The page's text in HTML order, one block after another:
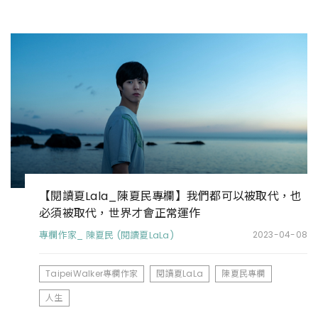
【閱讀夏Lala_陳夏民專欄】我們都可以被取代，也
必須被取代，世界才會正常運作
專欄作家_ 陳夏民 (閱讀夏LaLa) 2023-04-08
TaipeiWalker專欄作家 閱讀夏LaLa
陳夏民專欄
人生